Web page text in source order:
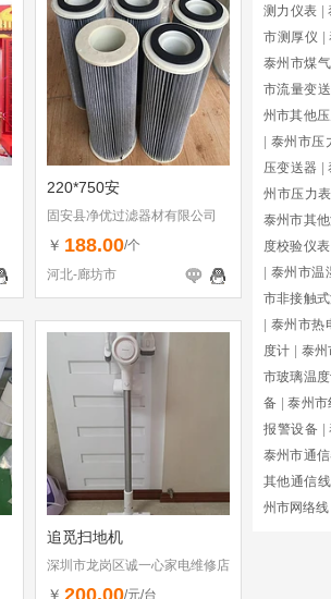
220*750安
固安县净优过滤器材有限公司
￥ 188.00/个
河北-廊坊市
追觅扫地机
深圳市龙岗区诚一心家电维修店
（个体工商户）
￥ 200.00/元/台
测力仪表
市测厚仪
泰州市煤
市流量变
州市其他
泰州市压
压变送器
州市压力
泰州市其
度校验仪表
泰州市温
市非接触
泰州市热
度计
泰
市玻璃温
备
泰州市
报警设备
泰州市通
其他通信
州市网络线